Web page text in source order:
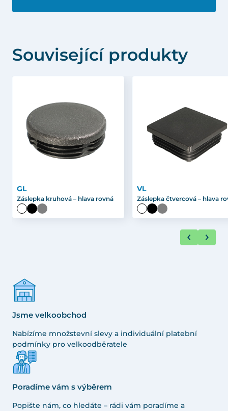
Související produkty
GL
Záslepka kruhová – hlava rovná
VL
Záslepka čtvercová – hlava
Jsme velkoobchod
Nabízíme množstevní slevy a individuální platební
podmínky pro velkoodběratele
Poradíme vám s výběrem
Popište nám, co hledáte – rádi vám poradíme a